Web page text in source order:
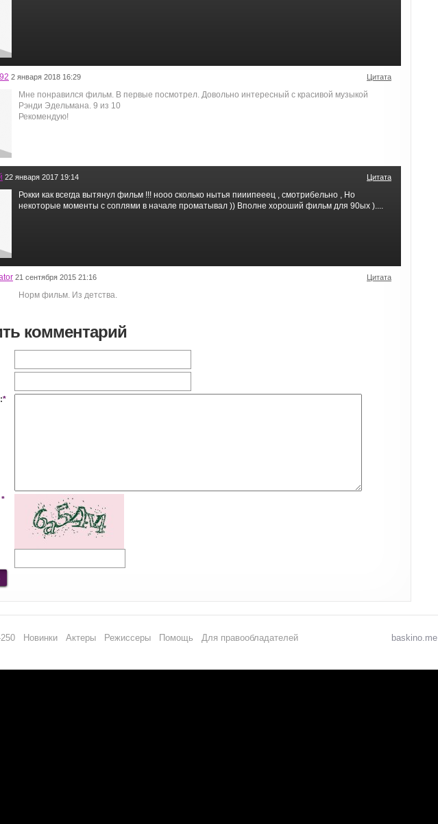
2 января 2018 16:29 Цитата
Мне понравился фильм. В первые посмотрел. Довольно интересный с красивой музыкой
Рэнди Эдельмана. 9 из 10
Рекомендую!
22 января 2017 19:14 Цитата
Рокки как всегда вытянул фильм !!! нооо сколько нытья пииипееец , смотрибельно , Но
некоторые моменты с соплями в начале проматывал )) Вполне хороший фильм для 90ых )....
21 сентября 2015 21:16 Цитата
Норм фильм. Из детства.
комментарий
*
*
Новинки Актеры Режиссеры Помощь Для правообладателей baskino.me